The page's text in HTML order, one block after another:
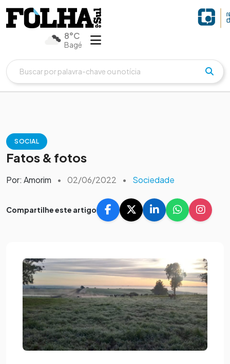
8°C
Bagé
SOCIAL
Fatos & fotos
Por: Amorim • 02/06/2022 • Sociedade
Compartilhe este artigo